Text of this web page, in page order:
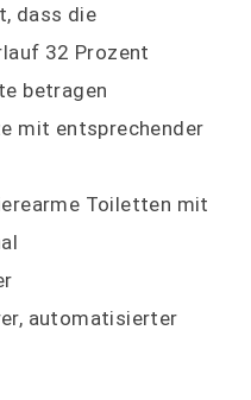
dass die
32 Prozent
betragen
mit entsprechender
Toiletten mit
automatisierter